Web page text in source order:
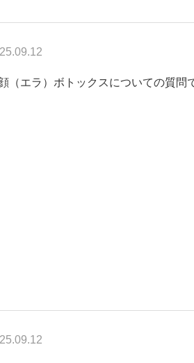
（エラ）ボトックスについての質問